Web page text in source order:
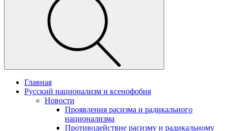
Главная
Русский национализм и ксенофобия
Новости
Проявления расизма и радикального
национализма
Противодействие расизму и радикальному